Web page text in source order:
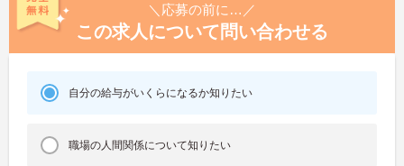
＼応募の前に…／
この求人について問い合わせる
自分の給与がいくらになるか知りたい
職場の人間関係について知りたい